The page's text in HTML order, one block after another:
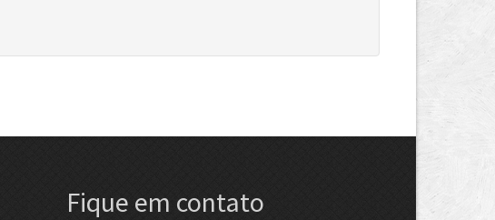
Fique em contato